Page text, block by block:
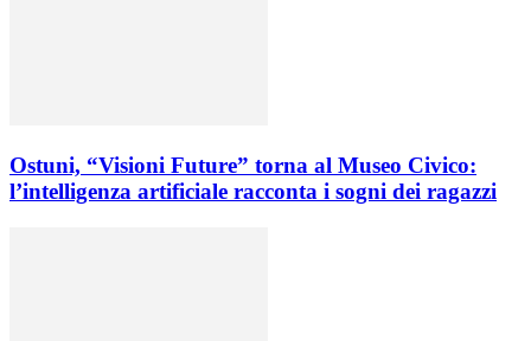
Ostuni, “Visioni Future” torna al Museo Civico:
l’intelligenza artificiale racconta i sogni dei ragazzi